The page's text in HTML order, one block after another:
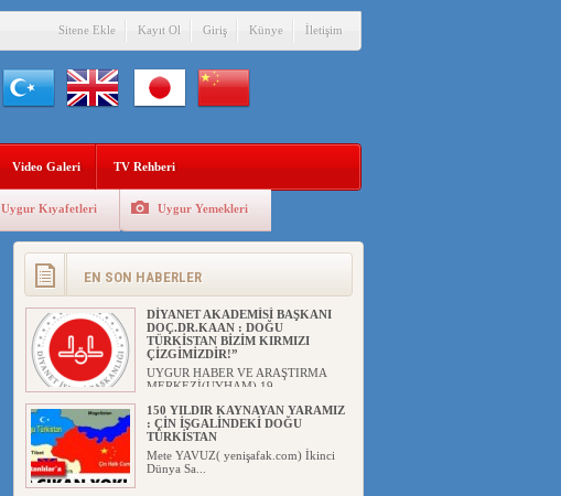
Sitene Ekle Kayıt Ol Giriş Künye İletişim
Video Galeri TV Rehberi
Uygur Kıyafetleri Uygur Yemekleri
EN SON HABERLER
DİYANET AKADEMİSİ BAŞKANI
DOÇ.DR.KAAN : DOĞU
TÜRKİSTAN BİZİM KIRMIZI
ÇİZGİMİZDİR!”
UYGUR HABER VE ARAŞTIRMA
MERKEZİ(UYHAM) 19...
150 YILDIR KAYNAYAN YARAMIZ
: ÇİN İŞGALİNDEKİ DOĞU
TÜRKİSTAN
Mete YAVUZ( yenişafak.com) İkinci
Dünya Sa...